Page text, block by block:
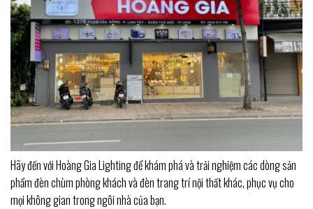
Hãy đến với Hoàng Gia Lighting để khám phá và trải nghiệm các dòng sản
phẩm đèn chùm phòng khách và đèn trang trí nội thất khác, phục vụ cho
mọi không gian trong ngôi nhà của bạn.